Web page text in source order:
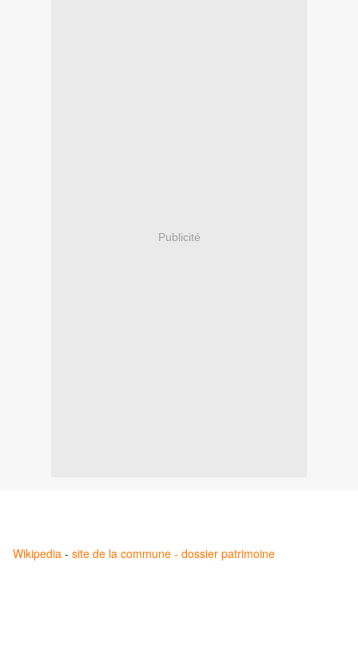
Publicité
Wikipedia - site de la commune - dossier patrimoine